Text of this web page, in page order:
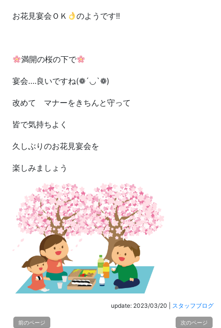
お花見宴会ＯＫ のようです!!
満開の桜の下で
宴会….良いですね(❁´◡`❁)
改めて マナーをきちんと守って
皆で気持ちよく
久しぶりのお花見宴会を
楽しみましょう
update: 2023/03/20 スタッフブログ
前のページ 次のページ